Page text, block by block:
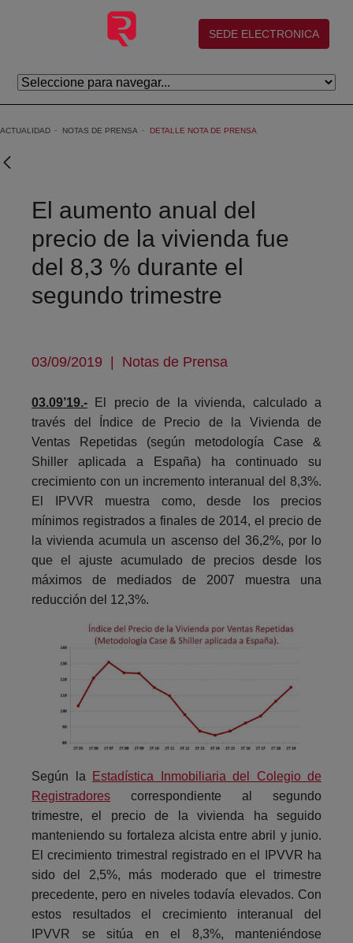
Eduki nagusira joan
(abre en nueva ventana)
SEDE ELECTRONICA
ACTUALIDAD NOTAS DE PRENSA DETALLE NOTA DE PRENSA
El aumento anual del
precio de la vivienda fue
del 8,3 % durante el
segundo trimestre
03/09/2019 | Notas de Prensa
03.09’19.- El precio de la vivienda, calculado a
través del Índice de Precio de la Vivienda de
Ventas Repetidas (según metodología Case &
Shiller aplicada a España) ha continuado su
crecimiento con un incremento interanual del 8,3%.
El IPVVR muestra como, desde los precios
mínimos registrados a finales de 2014, el precio de
la vivienda acumula un ascenso del 36,2%, por lo
que el ajuste acumulado de precios desde los
máximos de mediados de 2007 muestra una
reducción del 12,3%.
Según la
Estadística Inmobiliaria del Colegio de
Registradores correspondiente al segundo
trimestre, el precio de la vivienda ha seguido
manteniendo su fortaleza alcista entre abril y junio.
El crecimiento trimestral registrado en el IPVVR ha
sido del 2,5%, más moderado que el trimestre
precedente, pero en niveles todavía elevados. Con
estos resultados el crecimiento interanual del
IPVVR se sitúa en el 8,3%, manteniéndose